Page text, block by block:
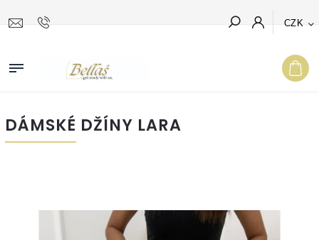
CZK
Hledat
DÁMSKÉ DŽÍNY LARA